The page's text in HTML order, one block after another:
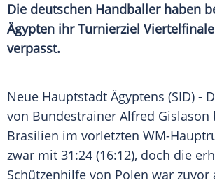
Die deutschen Handballer haben
Ägypten ihrTurnierziel
verpasst.
Neue Hauptstadt Ägyptens (SID) -
von Bundestrainer Alfred Gislason
Brasilien im vorletzten WM-
zwar mit 31:24 (16:12), doch die
Schützenhilfe von Polen war zuvor